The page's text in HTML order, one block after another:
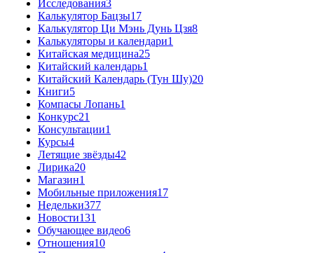
Исследования3
Калькулятор Бацзы17
Калькулятор Ци Мэнь Дунь Цзя8
Калькуляторы и календари1
Китайская медицина25
Китайский календарь1
Китайский Календарь (Тун Шу)20
Книги5
Компасы Лопань1
Конкурс21
Консультации1
Курсы4
Летящие звёзды42
Лирика20
Магазин1
Мобильные приложения17
Недельки377
Новости131
Обучающее видео6
Отношения10